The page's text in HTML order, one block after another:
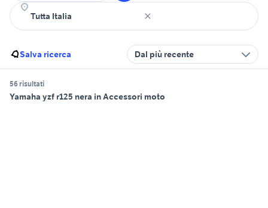
Salva ricerca Dal più recente
56 risultati
Yamaha yzf r125 nera in Accessori moto